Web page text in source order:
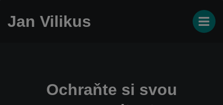
Jan Vilikus
Ochraňte si svou